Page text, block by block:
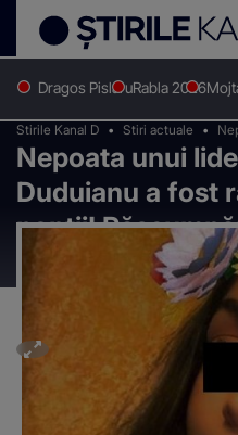
Dragos PislaruRabla 2026
Stirile Kanal D Stiri actuale
fost
Nepoata unui
Duduianu a fost
nopţii!